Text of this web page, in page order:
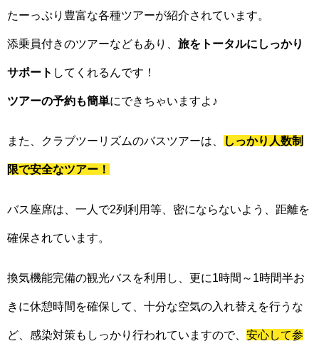
たーっぷり豊富な各種ツアーが紹介されています。
添乗員付きのツアーなどもあり、 旅をトータルにしっかり
サポート してくれるんです！
ツアーの予約も簡単にできちゃいますよ♪
また、クラブツーリズムのバスツアーは、 しっかり人数制
限で安全なツアー！
バス座席は、一人で2列利用等、密にならないよう、距離を
確保されています。
換気機能完備の観光バスを利用し、更に1時間～1時間半お
きに休憩時間を確保して、十分な空気の入れ替えを行うな
ど、感染対策もしっかり行われていますので、 安心して参